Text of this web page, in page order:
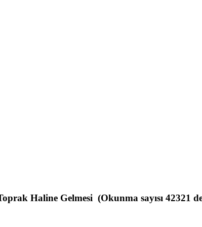
Haline Gelmesi (Okunma sayısı 42321